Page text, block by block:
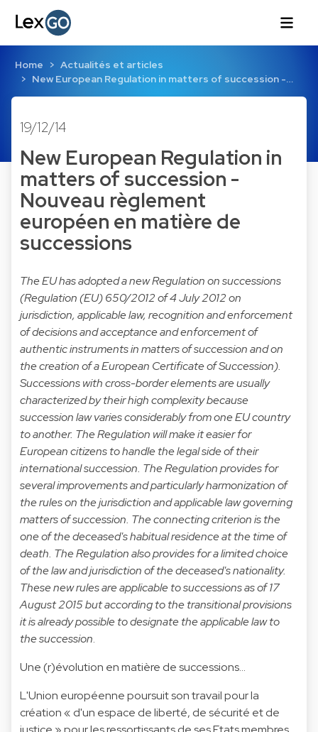
Home
Actualités et articles
New European Regulation in matters of succession -…
19/12/14
New European Regulation in
matters of succession -
Nouveau règlement
européen en matière de
successions
The EU has adopted a new Regulation on successions
(Regulation (EU) 650/2012 of 4 July 2012 on
jurisdiction, applicable law, recognition and enforcement
of decisions and acceptance and enforcement of
authentic instruments in matters of succession and on
the creation of a European Certificate of Succession).
Successions with cross-border elements are usually
characterized by their high complexity because
succession law varies considerably from one EU country
to another. The Regulation will make it easier for
European citizens to handle the legal side of their
international succession. The Regulation provides for
several improvements and particularly harmonization of
the rules on the jurisdiction and applicable law governing
matters of succession. The connecting criterion is the
one of the deceased's habitual residence at the time of
death. The Regulation also provides for a limited choice
of the law and jurisdiction of the deceased's nationality.
These new rules are applicable to successions as of 17
August 2015 but according to the transitional provisions
it is already possible to designate the applicable law to
the succession.
Une (r)évolution en matière de successions...
L'Union européenne poursuit son travail pour la
création « d'un espace de liberté, de sécurité et de